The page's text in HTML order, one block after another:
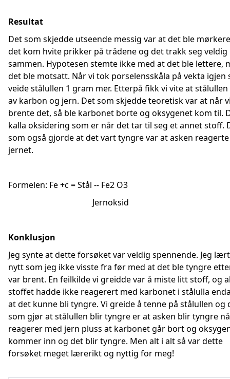
Resultat
Det som skjedde utseende messig var at det ble
det kom hvite prikker på trådene og det trakk seg veldig
sammen. Hypotesen stemte ikke med at det ble lettere,
det ble motsatt. Når vi tok porselensskåla på vekta igjen
veide stålullen 1 gram mer. Etterpå fikk vi vite at
av karbon og jern. Det som skjedde teoretisk var at når
brente det, så ble karbonet borte og oksygenet kom til.
kalla oksidering som er når det tar til seg et annet stoff.
som også gjorde at det vart tyngre var at asken
jernet.
Formelen: Fe +c = Stål -- Fe2 O3
Jernoksid
Konklusjon
Jeg synte at dette forsøket var veldig spennende. Jeg
nytt som jeg ikke visste fra før med at det ble tyngre
var brent. En feilkilde vi greidde var å miste litt stoff, og
stoffet hadde ikke reagerert med karbonet i stålulla
at det kunne bli tyngre. Vi greide å tenne på stålullen og
som gjør at stålullen blir tyngre er at asken blir tyngre
reagerer med jern pluss at karbonet går bort og
kommer inn og det blir tyngre. Men alt i alt så var dette
forsøket meget lærerikt og nyttig for meg!